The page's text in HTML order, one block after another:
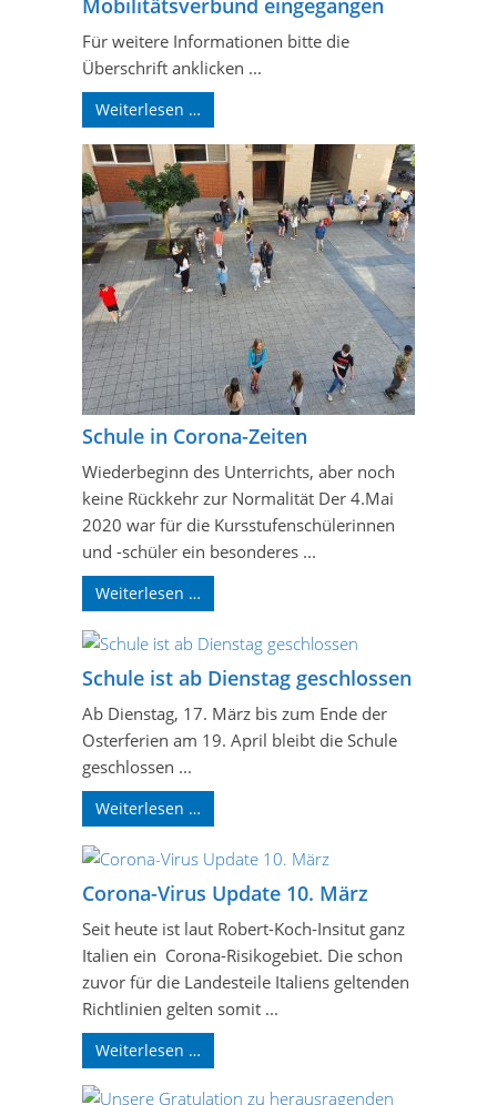
Mobilitätsverbund eingegangen
Für weitere Informationen bitte die
Überschrift anklicken ...
Weiterlesen …
Schule in Corona-Zeiten
Wiederbeginn des Unterrichts, aber noch
keine Rückkehr zur Normalität Der 4.Mai
2020 war für die Kursstufenschülerinnen
und -schüler ein besonderes ...
Weiterlesen …
Schule ist ab Dienstag geschlossen
Ab Dienstag, 17. März bis zum Ende der
Osterferien am 19. April bleibt die Schule
geschlossen ...
Weiterlesen …
Corona-Virus Update 10. März
Seit heute ist laut Robert-Koch-Insitut ganz
Italien ein Corona-Risikogebiet. Die schon
zuvor für die Landesteile Italiens geltenden
Richtlinien gelten somit ...
Weiterlesen …